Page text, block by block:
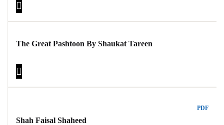
The Great Pashtoon By Shaukat Tareen
PDF
Shah Faisal Shaheed